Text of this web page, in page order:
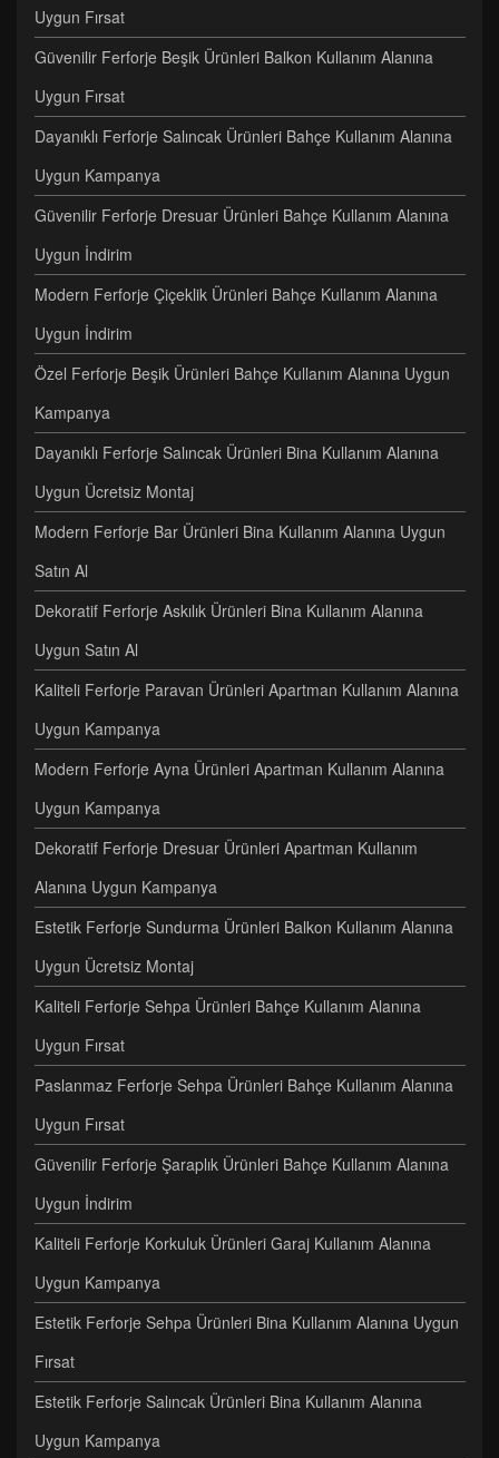
Uygun Fırsat
Güvenilir Ferforje Beşik Ürünleri Balkon Kullanım Alanına
Uygun Fırsat
Dayanıklı Ferforje Salıncak Ürünleri Bahçe Kullanım Alanına
Uygun Kampanya
Güvenilir Ferforje Dresuar Ürünleri Bahçe Kullanım Alanına
Uygun İndirim
Modern Ferforje Çiçeklik Ürünleri Bahçe Kullanım Alanına
Uygun İndirim
Özel Ferforje Beşik Ürünleri Bahçe Kullanım Alanına Uygun
Kampanya
Dayanıklı Ferforje Salıncak Ürünleri Bina Kullanım Alanına
Uygun Ücretsiz Montaj
Modern Ferforje Bar Ürünleri Bina Kullanım Alanına Uygun
Satın Al
Dekoratif Ferforje Askılık Ürünleri Bina Kullanım Alanına
Uygun Satın Al
Kaliteli Ferforje Paravan Ürünleri Apartman Kullanım Alanına
Uygun Kampanya
Modern Ferforje Ayna Ürünleri Apartman Kullanım Alanına
Uygun Kampanya
Dekoratif Ferforje Dresuar Ürünleri Apartman Kullanım
Alanına Uygun Kampanya
Estetik Ferforje Sundurma Ürünleri Balkon Kullanım Alanına
Uygun Ücretsiz Montaj
Kaliteli Ferforje Sehpa Ürünleri Bahçe Kullanım Alanına
Uygun Fırsat
Paslanmaz Ferforje Sehpa Ürünleri Bahçe Kullanım Alanına
Uygun Fırsat
Güvenilir Ferforje Şaraplık Ürünleri Bahçe Kullanım Alanına
Uygun İndirim
Kaliteli Ferforje Korkuluk Ürünleri Garaj Kullanım Alanına
Uygun Kampanya
Estetik Ferforje Sehpa Ürünleri Bina Kullanım Alanına Uygun
Fırsat
Estetik Ferforje Salıncak Ürünleri Bina Kullanım Alanına
Uygun Kampanya